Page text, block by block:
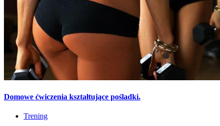
Domowe ćwiczenia kształtujące pośladki.
Trening